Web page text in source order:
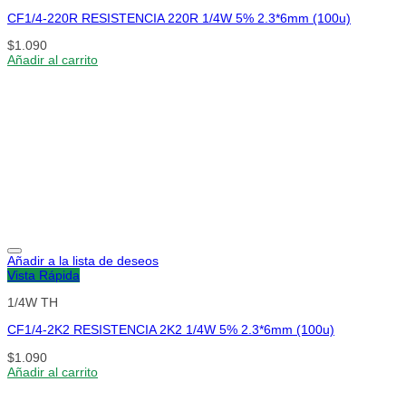
CF1/4-220R RESISTENCIA 220R 1/4W 5% 2.3*6mm (100u)
$1.090
Añadir al carrito
Añadir a la lista de deseos
Vista Rápida
1/4W TH
CF1/4-2K2 RESISTENCIA 2K2 1/4W 5% 2.3*6mm (100u)
$1.090
Añadir al carrito